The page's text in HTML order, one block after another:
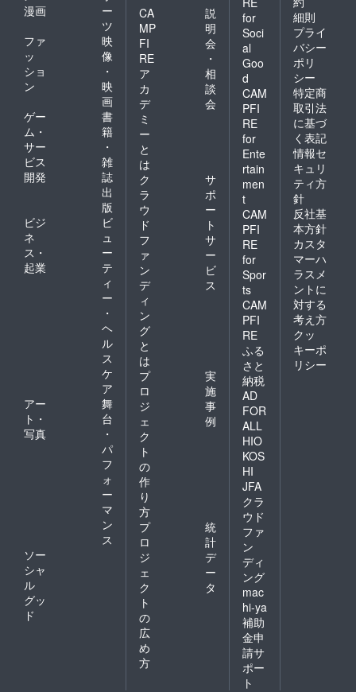
漫画
ー
ツ
ファ
ッ
ショ
ン
映
像
・
映
画
ゲー
ム・
サー
ビス
開発
書
籍
・
雑
誌
出
版
ビジ
ネ
ス・
起業
ビ
ュ
ー
テ
ィ
ー
・
ヘ
ル
ス
ケ
ア
アー
ト・
写真
舞
台
・
パ
フ
ォ
ー
マ
ン
ス
ソー
シャ
ル
グッ
ド
CA
MP
FI
RE
ア
カ
デ
ミ
ー
と
は
説
明
会
・
相
談
会
ク
ラ
ウ
ド
フ
ァ
ン
デ
ィ
ン
グ
と
は
サ
ポ
ー
ト
サ
ー
ビ
ス
プ
ロ
ジ
ェ
ク
ト
の
作
り
方
実
施
事
例
プ
ロ
ジ
ェ
ク
ト
の
広
め
方
統
計
デ
ー
タ
for
Soci
al
Goo
d
CAM
PFI
RE
for
Ente
rtain
men
t
CAM
PFI
RE
for
Spor
ts
CAM
PFI
RE
ふる
さと
納税
AD
FOR
ALL
HIO
KOS
HI
JFA
クラ
ウド
ファ
ン
ディ
ング
mac
hi-ya
補助
金申
請サ
ポー
ト
細則
プライ
バシー
ポリ
シー
特定商
取引法
に基づ
く表記
情報セ
キュリ
ティ方
針
反社基
本方針
カスタ
マーハ
ラスメ
ントに
対する
考え方
クッ
キーポ
リシー